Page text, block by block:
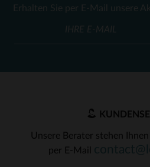
42 44 50
Erhalten Sie per E-Mail unsere
Unsere Berater stehen
per E-Mail